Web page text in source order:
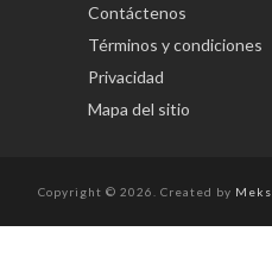
Contáctenos
Términos y condiciones
Privacidad
Mapa del sitio
Copyright © 2026. Created by Meks